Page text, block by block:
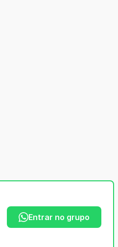
Entrar no grupo